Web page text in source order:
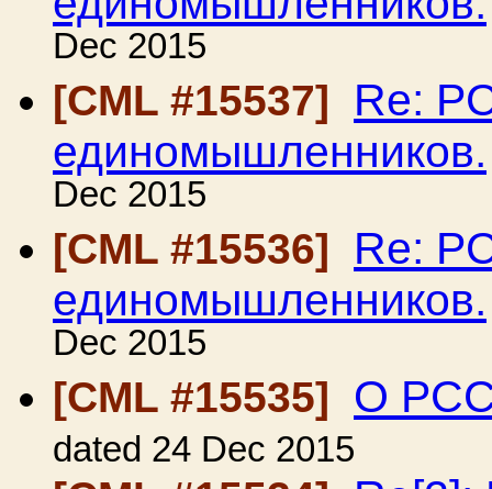
Dec 2015
[CML #15537]
Re:
единомышленников.
Dec 2015
[CML #15536]
Re:
единомышленников.
Dec 2015
[CML #15535]
О
dated 24 Dec 2015